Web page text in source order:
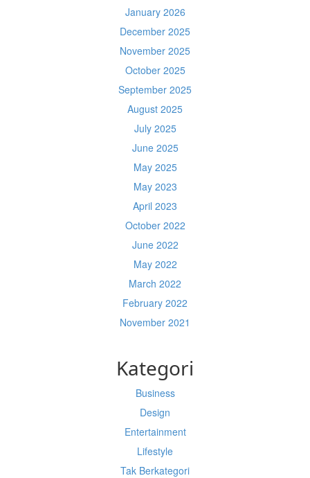
January 2026
December 2025
November 2025
October 2025
September 2025
August 2025
July 2025
June 2025
May 2025
May 2023
April 2023
October 2022
June 2022
May 2022
March 2022
February 2022
November 2021
Kategori
Business
Design
Entertainment
Lifestyle
Tak Berkategori